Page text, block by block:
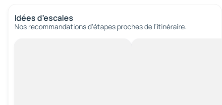
Idées d’escales
Nos recommandations d'étapes proches de l’itinéraire.